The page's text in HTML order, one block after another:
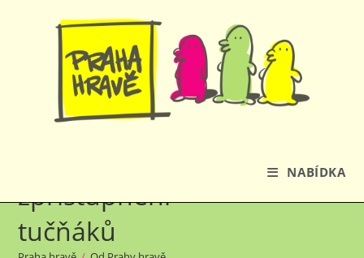
NABÍDKA
zpřístupnění
tučňáků